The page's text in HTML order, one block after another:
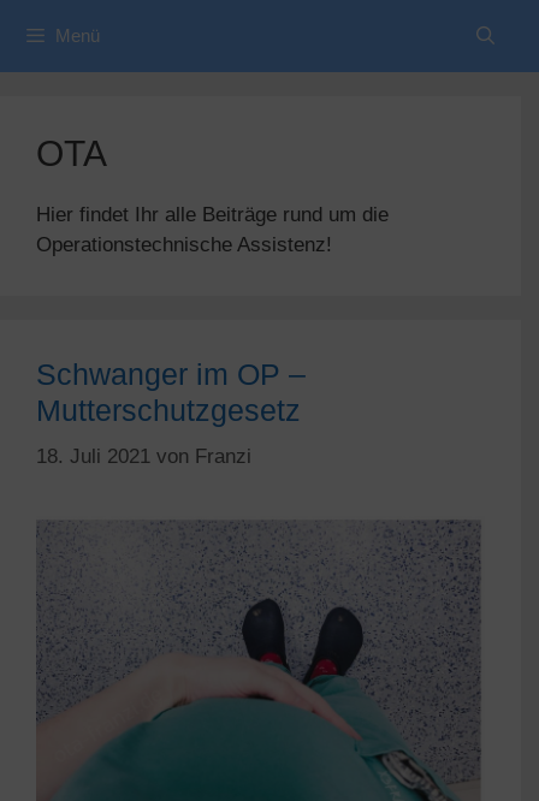
Inhalt
springen
Menü
OTA
Hier findet Ihr alle Beiträge rund um die
Operationstechnische Assistenz!
Schwanger im OP –
Mutterschutzgesetz
18. Juli 2021 von Franzi